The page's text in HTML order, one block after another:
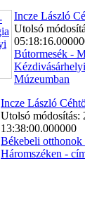
Incze László
Utolsó
Bútormesék -
Múzeumban
Incze László
Utolsó módosítás:
13:38:00.000000
Békebeli
Háromszéken -